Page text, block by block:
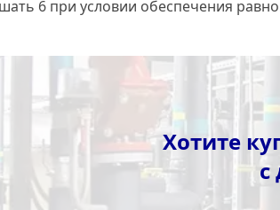
6 при условии обеспечения
Хотите
с